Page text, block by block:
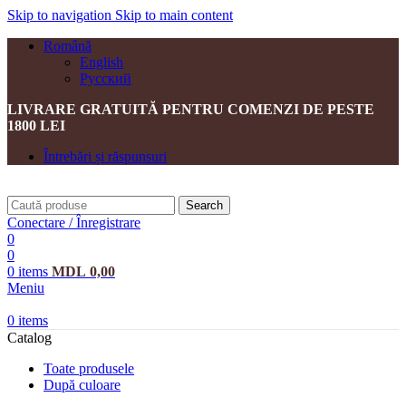
Skip to navigation Skip to main content
Română
English
Русский
LIVRARE GRATUITĂ PENTRU COMENZI DE PESTE
1800 LEI
Întrebări și răspunsuri
Search
Conectare / Înregistrare
0
0
0 items MDL 0,00
Meniu
0 items
Catalog
Toate produsele
După culoare